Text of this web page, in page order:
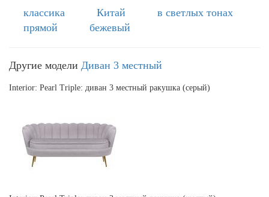
классика Китай
в светлых тонах
прямой
бежевый
Другие модели Диван 3 местный
Interior: Pearl Triple: диван 3 местный ракушка (серый)